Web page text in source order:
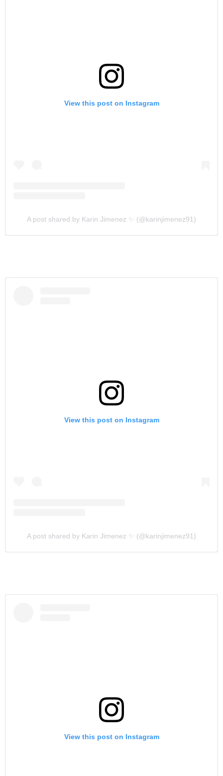
View this post on Instagram
A post shared by Karin Jimenez ✨ (@karinjimenez91)
View this post on Instagram
A post shared by Karin Jimenez ✨ (@karinjimenez91)
View this post on Instagram